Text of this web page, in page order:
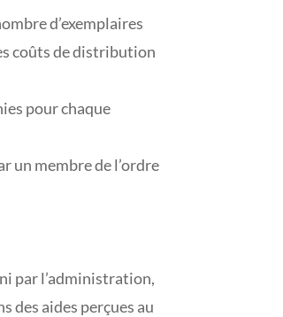
d’exemplaires
coûts de distribution
pour chaque
un membre de l’ordre
par l’administration,
des aides perçues au